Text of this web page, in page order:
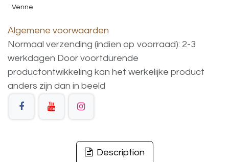
Venne
Algemene voorwaarden
Normaal verzending (indien op voorraad): 2-3
werkdagen Door voortdurende
productontwikkeling kan het werkelijke product
anders zijn dan in beeld
Description